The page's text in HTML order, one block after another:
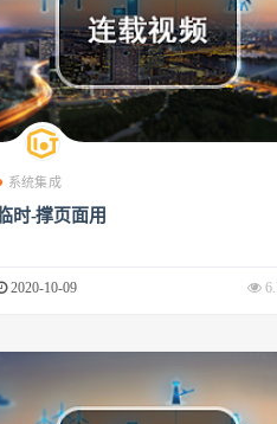
系统集成
临时-撑页面用
2020-10-09